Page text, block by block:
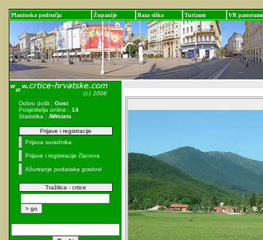
Planinska područja Županije Baza slika Turizam VR panorame
Dobro došli : Gost
Posjetitelja online : 14
Statistika : AWstats
Prijave i registracije
Prijava suradnika
Prijave i registracije članova
Ažuriranje podataka gradovi
Tražilica - crtice